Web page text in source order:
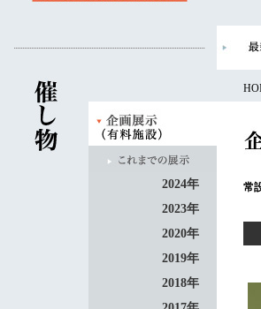
2024年
2023年
2020年
2019年
2018年
常